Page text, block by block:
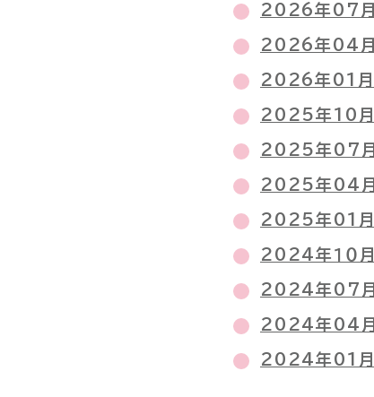
2026年07月
2026年04月
2026年01月
2025年10月
2025年07月
2025年04月
2025年01月
2024年１０月
2024年07月
2024年04月
2024年01月